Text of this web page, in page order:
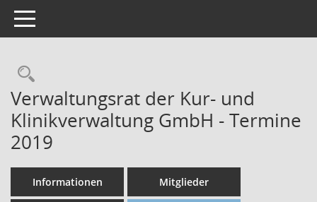
Toggle navigation
Verwaltungsrat der Kur- und
Klinikverwaltung GmbH - Termine
2019
Informationen Mitglieder